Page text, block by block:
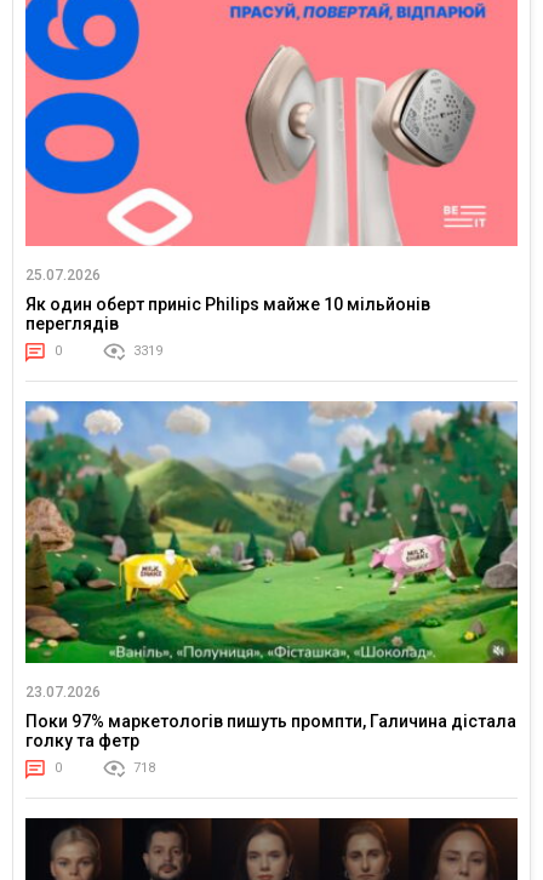
25.07.2026
Як один оберт приніс Philips майже 10 мільйонів
переглядів
0 3319
23.07.2026
Поки 97% маркетологів пишуть промпти, Галичина дістала
голку та фетр
0 718